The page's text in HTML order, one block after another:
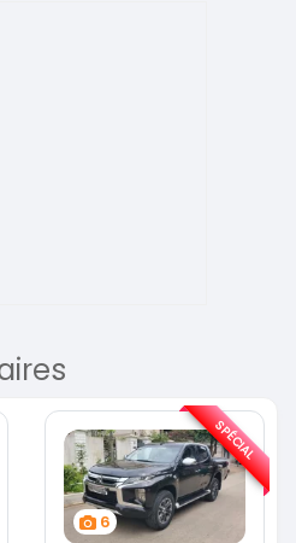
6
SPÉCIAL